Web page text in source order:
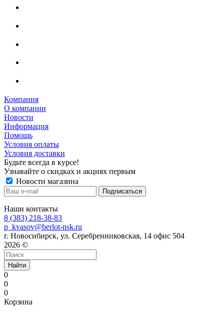
Компания
О компании
Новости
Информация
Помощь
Условия оплаты
Условия доставки
Будьте всегда в курсе!
Узнавайте о скидках и акциях первым
Новости магазина
Наши контакты
8 (383) 218-38-83
p_kvasov@berlot-nsk.ru
г. Новосибирск, ул. Серебренниковская, 14 офис 504
2026 ©
Найти
0
0
0
Корзина